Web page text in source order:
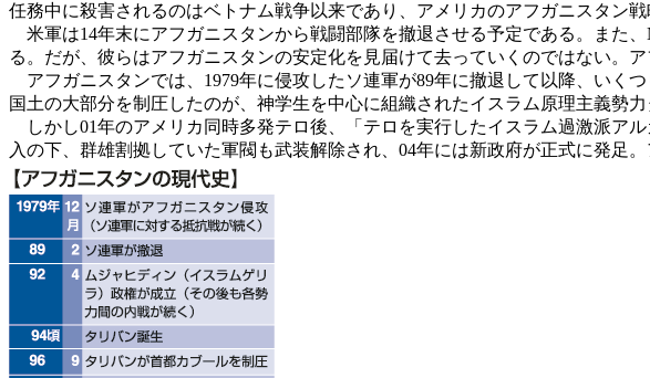
任務中に殺害されるのはベトナム戦争以来であり、アメリカのアフガニスタン戦
米軍は14年末にアフガニスタンから戦闘部隊を撤退させる予定である。また
る。だが、彼らはアフガニスタンの安定化を見届けて去っていくのではない。
アフガニスタンでは、1979年に侵攻したソ連軍が89年に撤退して以降、いく
国土の大部分を制圧したのが、神学生を中心に組織されたイスラム原理主義勢
しかし01年のアメリカ同時多発テロ後、「テロを実行したイスラム過激派ア
入の下、群雄割拠していた軍閥も武装解除され、04年には新政府が正式に発足